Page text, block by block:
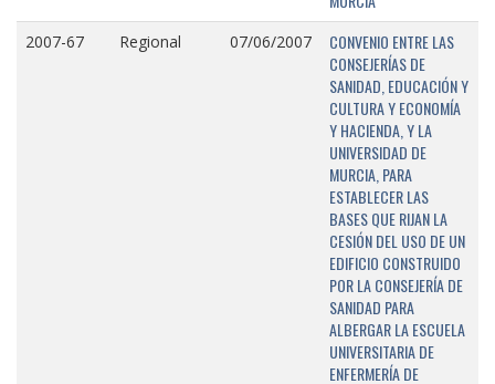
2007-67 Regional 07/06/2007
CONVENIO ENTRE LAS
CONSEJERÍAS DE
SANIDAD, EDUCACIÓN Y
CULTURA Y ECONOMÍA
Y HACIENDA, Y LA
UNIVERSIDAD DE
MURCIA, PARA
ESTABLECER LAS
BASES QUE RIJAN LA
CESIÓN DEL USO DE UN
EDIFICIO CONSTRUIDO
POR LA CONSEJERÍA DE
SANIDAD PARA
ALBERGAR LA ESCUELA
UNIVERSITARIA DE
ENFERMERÍA DE